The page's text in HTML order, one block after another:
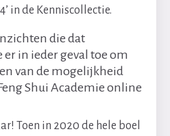
in de Kenniscollectie.
die dat
in ieder geval toe om
van de mogelijkheid
Shui Academie online
Toen in 2020 de hele boel